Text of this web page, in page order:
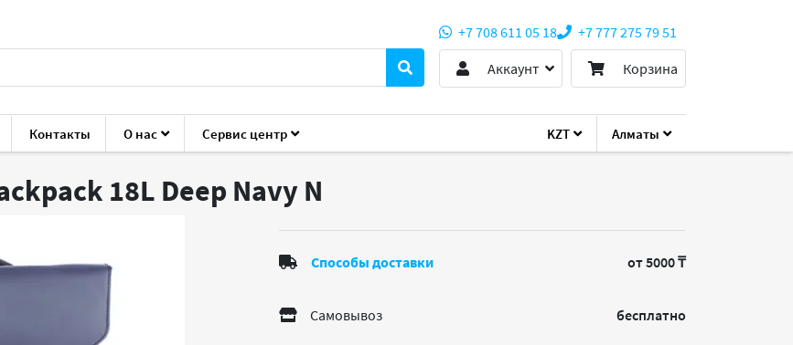
KZT Алматы
+7 708 611 05 18
+7 777 275 79 51
Аккаунт
Корзина
Контакты О нас Сервис центр
Сумки и рюкзаки Pgytech OneGo Backpack 18L Deep Navy
18L Deep NavyN
Способы доставки от 5000 ₸
Самовывоз бесплатно